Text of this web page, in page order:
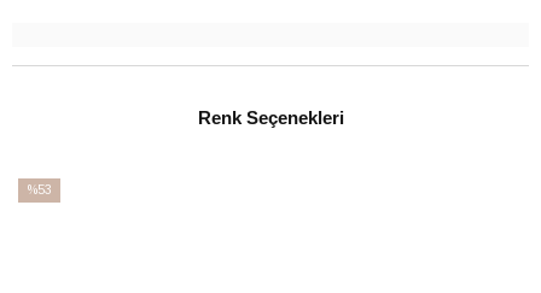
Renk Seçenekleri
%53